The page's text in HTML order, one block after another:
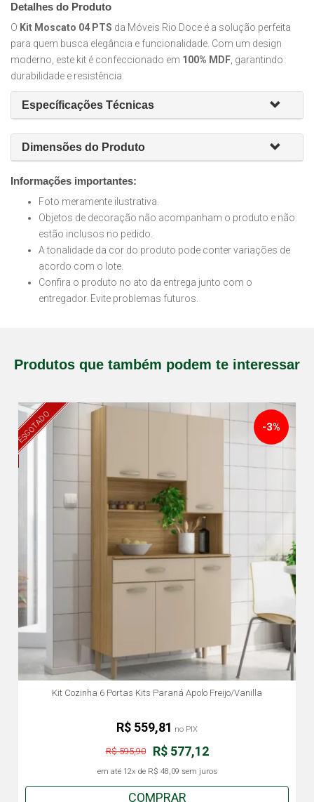
Detalhes do Produto
O Kit Moscato 04 PTS da Móveis Rio Doce é a solução perfeita
para quem busca elegância e funcionalidade. Com um design
moderno, este kit é confeccionado em 100% MDF , garantindo
durabilidade e resistência.
Específicações Técnicas
Dimensões do Produto
Informações importantes:
Foto meramente ilustrativa.
Objetos de decoração não acompanham o produto e não
estão inclusos no pedido.
A tonalidade da cor do produto pode conter variações de
acordo com o lote.
Confira o produto no ato da entrega junto com o
entregador. Evite problemas futuros.
Produtos que também podem te interessar
ESGOTADO
Kit Cozinha 6 Portas Kits Paraná Apolo Freijo/Vanilla
-3%
R$ 577,12
R$ 595,90
em até 12x de R$ 48,09 sem juros
R$ 559,81 no PIX
COMPRAR